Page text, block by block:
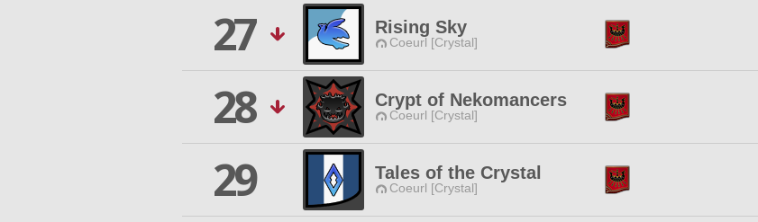
27
Rising Sky
Coeurl [Crystal]
28
Crypt of Nekomancers
Coeurl [Crystal]
29
Tales of the Crystal
Coeurl [Crystal]